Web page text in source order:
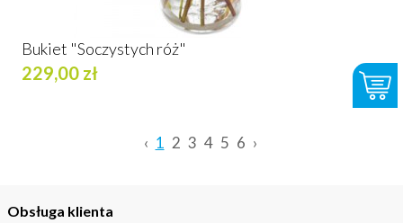
Bukiet "Soczystych róż"
229,00 zł
‹ 1 2 3 4 5 6 ›
Obsługa klienta